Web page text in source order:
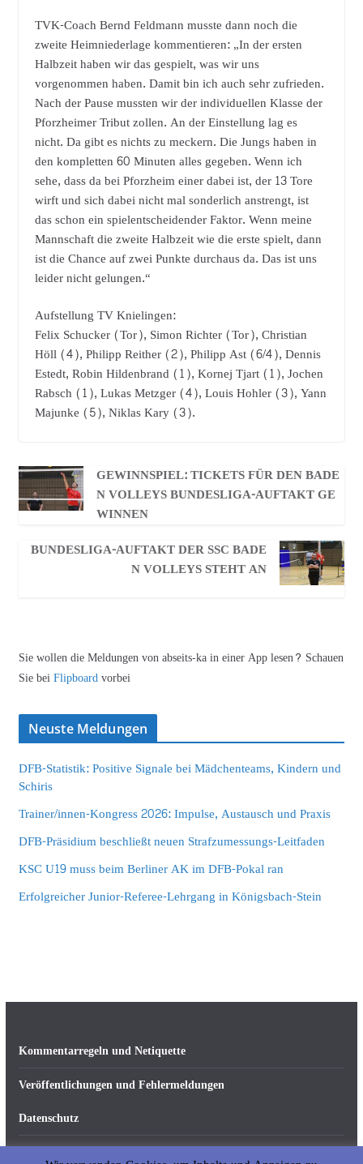
TVK-Coach Bernd Feldmann musste dann noch die
zweite Heimniederlage kommentieren: „In der ersten
Halbzeit haben wir das gespielt, was wir uns
vorgenommen haben. Damit bin ich auch sehr zufrieden.
Nach der Pause mussten wir der individuellen Klasse der
Pforzheimer Tribut zollen. An der Einstellung lag es
nicht. Da gibt es nichts zu meckern. Die Jungs haben in
den kompletten 60 Minuten alles gegeben. Wenn ich
sehe, dass da bei Pforzheim einer dabei ist, der 13 Tore
wirft und sich dabei nicht mal sonderlich anstrengt, ist
das schon ein spielentscheidender Faktor. Wenn meine
Mannschaft die zweite Halbzeit wie die erste spielt, dann
ist die Chance auf zwei Punkte durchaus da. Das ist uns
leider nicht gelungen.“
Aufstellung TV Knielingen:
Felix Schucker (Tor), Simon Richter (Tor), Christian
Höll (4), Philipp Reither (2), Philipp Ast (6/4), Dennis
Estedt, Robin Hildenbrand (1), Kornej Tjart (1), Jochen
Rabsch (1), Lukas Metzger (4), Louis Hohler (3), Yann
Majunke (5), Niklas Kary (3).
GEWINNSPIEL: TICKETS FÜR DEN BADE
N VOLLEYS BUNDESLIGA-AUFTAKT GE
WINNEN
BUNDESLIGA-AUFTAKT DER SSC BADE
N VOLLEYS STEHT AN
Sie wollen die Meldungen von abseits-ka in einer App lesen? Schauen
Sie beiFlipboardvorbei
Neuste Meldungen
DFB-Statistik: Positive Signale bei Mädchenteams, Kindern und
Schiris
Trainer/innen-Kongress 2026: Impulse, Austausch und Praxis
DFB-Präsidium beschließt neuen Strafzumessungs-Leitfaden
KSC U19 muss beim Berliner AK im DFB-Pokal ran
Erfolgreicher Junior-Referee-Lehrgang in Königsbach-Stein
Kommentarregeln und Netiquette
Veröffentlichungen und Fehlermeldungen
Datenschutz
Impressum